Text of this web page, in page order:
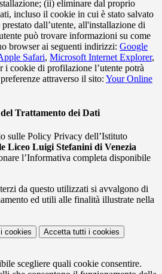
(ii) eliminare dal proprio
incluso il cookie in cui è stato salvato
dall’utente, all'installazione di
può trovare informazioni su come
browser ai seguenti indirizzi: Google
Safari, Microsoft Internet Explorer,
i cookie di profilazione l’utente potrà
attraverso il sito: Your Online
Trattamento dei Dati
sulle Policy Privacy dell’Istituto
Liceo Luigi Stefanini di Venezia
l’Informativa completa disponibile
da questo utilizzati si avvalgono di
ed utili alle finalità illustrate nella
i cookies Accetta tutti i cookies
scegliere quali cookie consentire.